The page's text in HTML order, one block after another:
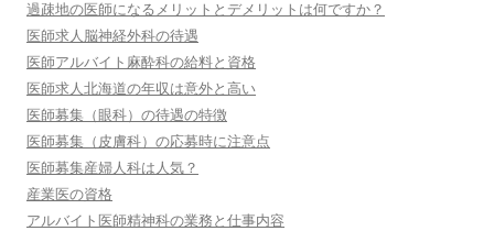
過疎地の医師になるメリットとデメリットは何ですか？
医師求人脳神経外科の待遇
医師アルバイト麻酔科の給料と資格
医師求人北海道の年収は意外と高い
医師募集（眼科）の待遇の特徴
医師募集（皮膚科）の応募時に注意点
医師募集産婦人科は人気？
産業医の資格
アルバイト医師精神科の業務と仕事内容